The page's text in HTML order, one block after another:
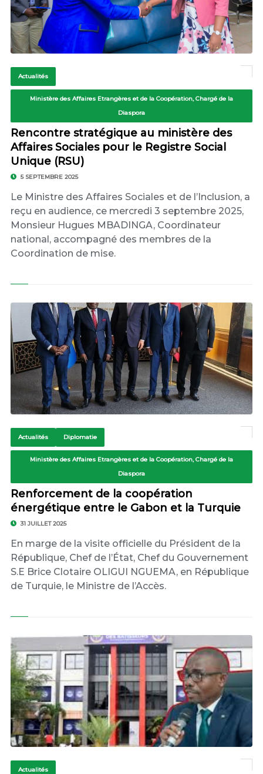
Actualités
Ministère des Affaires Etrangères et de la Coopération, Chargé de la
Diaspora
Rencontre stratégique au ministère des
Affaires Sociales pour le Registre Social
Unique (RSU)
5 SEPTEMBRE 2025
Le Ministre des Affaires Sociales et de l’Inclusion, a
reçu en audience, ce mercredi 3 septembre 2025,
Monsieur Hugues MBADINGA, Coordinateur
national, accompagné des membres de la
Coordination de mise.
Actualités Diplomatie
Ministère des Affaires Etrangères et de la Coopération, Chargé de la
Diaspora
Renforcement de la coopération
énergétique entre le Gabon et la Turquie
31 JUILLET 2025
En marge de la visite officielle du Président de la
République, Chef de l’État, Chef du Gouvernement
S.E Brice Clotaire OLIGUI NGUEMA, en République
de Turquie, le Ministre de l’Accès.
Actualités